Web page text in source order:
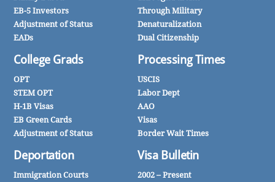
EB-5 Investors
Adjustment of Status
EADs
College Grads
OPT
STEM OPT
H-1B Visas
EB Green Cards
Adjustment of Status
Deportation
Immigration Courts
Through Military
Denaturalization
Dual Citizenship
Processing Times
USCIS
Labor Dept
AAO
Visas
Border Wait Times
Visa Bulletin
2002 – Present